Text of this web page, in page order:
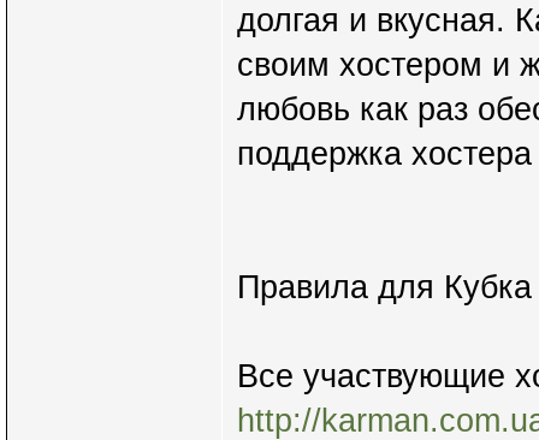
долгая и вкусная.
своим хостером и
любовь как раз
поддержка
Правила для Кубка
Все участвующие
http://